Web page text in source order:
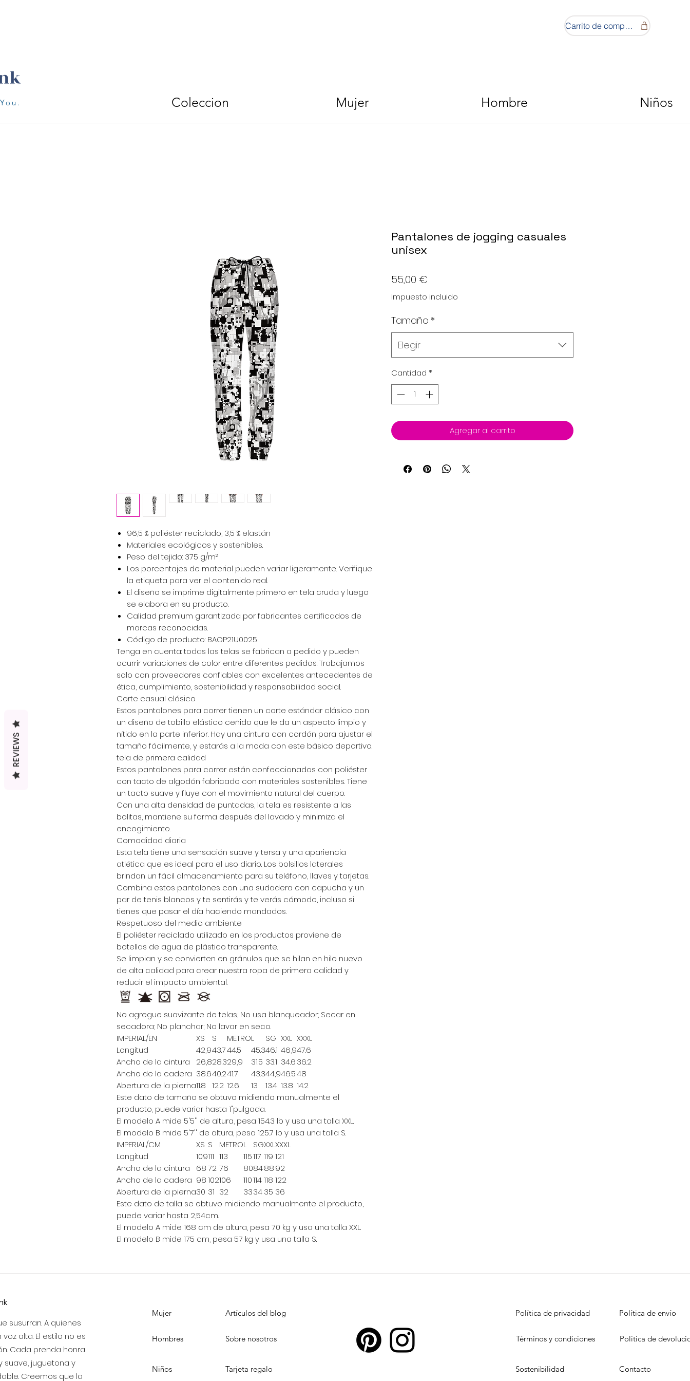
Carrito de compras
Coleccion Mujer Hombre Niños
96,5 % poliéster reciclado, 3,5 % elastán
Materiales ecológicos y sostenibles.
Peso del tejido: 375 g/m²
Los porcentajes de material pueden variar ligeramente. Verifique
la etiqueta para ver el contenido real.
El diseño se imprime digitalmente primero en tela cruda y luego
se elabora en su producto.
Calidad premium garantizada por fabricantes certificados de
marcas reconocidas.
Código de producto: BAOP21U0025
Tenga en cuenta: todas las telas se fabrican a pedido y pueden
ocurrir variaciones de color entre diferentes pedidos. Trabajamos
solo con proveedores confiables con excelentes antecedentes de
ética, cumplimiento, sostenibilidad y responsabilidad social.
Corte casual clásico
Estos pantalones para correr tienen un corte estándar clásico con
un diseño de tobillo elástico ceñido que le da un aspecto limpio y
nítido en la parte inferior. Hay una cintura con cordón para ajustar el
tamaño fácilmente, y estarás a la moda con este básico deportivo.
tela de primera calidad
Estos pantalones para correr están confeccionados con poliéster
con tacto de algodón fabricado con materiales sostenibles. Tiene
un tacto suave y fluye con el movimiento natural del cuerpo.
Con una alta densidad de puntadas, la tela es resistente a las
bolitas, mantiene su forma después del lavado y minimiza el
encogimiento.
Comodidad diaria
Esta tela tiene una sensación suave y tersa y una apariencia
atlética que es ideal para el uso diario. Los bolsillos laterales
brindan un fácil almacenamiento para su teléfono, llaves y tarjetas.
Combina estos pantalones con una sudadera con capucha y un
par de tenis blancos y te sentirás y te verás cómodo, incluso si
tienes que pasar el día haciendo mandados.
Respetuoso del medio ambiente
El poliéster reciclado utilizado en los productos proviene de
botellas de agua de plástico transparente.
Se limpian y se convierten en gránulos que se hilan en hilo nuevo
de alta calidad para crear nuestra ropa de primera calidad y
reducir el impacto ambiental.
No agregue suavizante de telas; No usa blanqueador; Secar en
secadora; No planchar; No lavar en seco.
IMPERIAL/EN
XS S METROL SG XXL XXXL
Longitud
42,943.744.5 45.346.1 46,947.6
Ancho de la cintura
26,828.329,9 31.5 33.1 34.636.2
Ancho de la cadera 38.640.241.7 43.344,946.548
Abertura de la pierna11.8 12.2 12.6 13 13.4 13.8 14.2
Este dato de tamaño se obtuvo midiendo manualmente el
producto, puede variar hasta 1"pulgada.
El modelo A mide 5'5'' de altura, pesa 154.3 lb y usa una talla XXL.
El modelo B mide 5'7'' de altura, pesa 125.7 lb y usa una talla S.
IMPERIAL/CM
XS S METROL SGXXLXXXL
Longitud
109111 113 115117 119 121
Ancho de la cintura
6872 76 80848892
Ancho de la cadera 98102106 110114118 122
Abertura de la pierna30 31 32 333435 36
Este dato de talla se obtuvo midiendo manualmente el producto,
puede variar hasta 2,54cm.
El modelo A mide 168 cm de altura, pesa 70 kg y usa una talla XXL.
El modelo B mide 175 cm, pesa 57 kg y usa una talla S.
Pantalones de jogging casuales
unisex
55,00 €
Impuesto incluido
Tamaño *
Elegir
Cantidad *
Agregar al carrito
susurran. A quienes
alta. El estilo no es
Cada prenda honra
suave, juguetona y
Creemos que la
Mujer
Hombres
Niños
Artículos del blog
Sobre nosotros
Tarjeta regalo
Política de privacidad Política de envío
Política de
Términos y condiciones
Sostenibilidad Contacto
REVIEWS